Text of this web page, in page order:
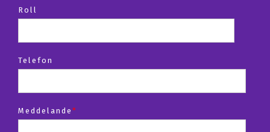
Roll
Telefon
Meddelande *